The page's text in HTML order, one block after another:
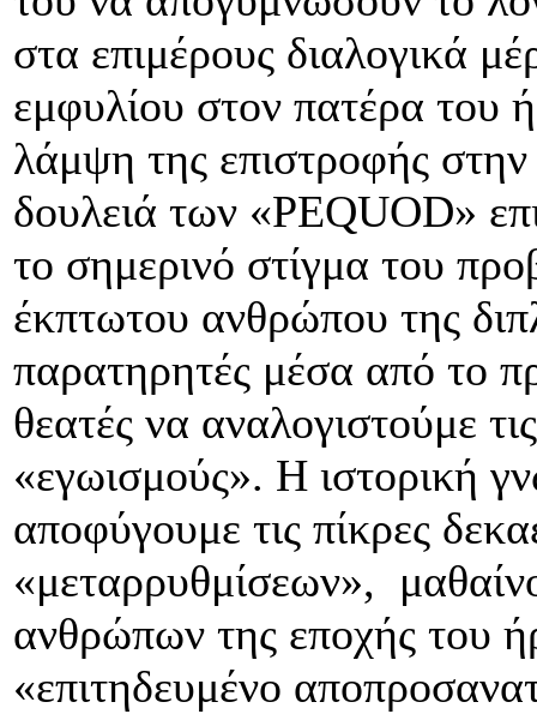
στα επιμέρους διαλογικά
εμφυλίου στον πατέρα του
λάμψη της επιστροφής στην
δουλειά των «PEQUOD»
το σημερινό στίγμα του
έκπτωτου ανθρώπου της
παρατηρητές μέσα από το
θεατές να αναλογιστούμε
«εγωισμούς». Η ιστορική
αποφύγουμε τις πίκρες
«μεταρρυθμίσεων»,
ανθρώπων της εποχής του
«επιτηδευμένο